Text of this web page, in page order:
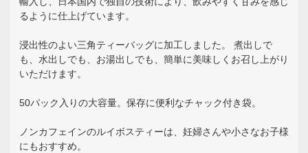
るように仕上げています。
浸出性のよい三角ティーバッグに加工しました。 煮出しで
も、水出しでも、お湯出しでも、簡単に美味しくお召し上がり
いただけます。
50パック入りの大容量。保存に便利なチャック付き袋。
ノンカフェインのルイボスティーは、妊婦さんや小さなお子様
にもおすすめ。